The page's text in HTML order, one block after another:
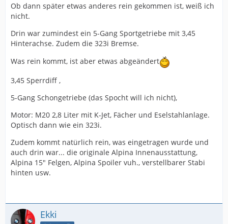
Ob dann später etwas anderes rein gekommen ist, weiß ich
nicht.
Drin war zumindest ein 5-Gang Sportgetriebe mit 3,45
Hinterachse. Zudem die 323i Bremse.
Was rein kommt, ist aber etwas abgeändert
3,45 Sperrdiff ,
5-Gang Schongetriebe (das Spocht will ich nicht),
Motor: M20 2,8 Liter mit K-Jet, Fächer und Eselstahlanlage.
Optisch dann wie ein 323i.
Zudem kommt natürlich rein, was eingetragen wurde und
auch drin war... die originale Alpina Innenausstattung,
Alpina 15" Felgen, Alpina Spoiler vuh., verstellbarer Stabi
hinten usw.
Ekki